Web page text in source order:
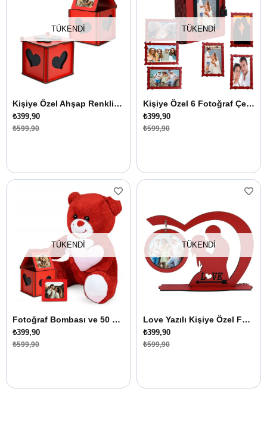
TÜKENDI
Kişiye Özel Ahşap Renkli Çerçeveler 12 Adet
₺399,90
₺599,90
TÜKENDI
Kişiye Özel 6 Fotoğraf Çerçevesi Kitap Kutusu İçerisinde Kırmızı
₺399,90
₺599,90
TÜKENDI
Fotoğraf Bombası ve 50 cm Peluş Ayıcık
₺399,90
₺599,90
TÜKENDI
Love Yazılı Kişiye Özel Fotoğraf Çerçevesi
₺399,90
₺599,90